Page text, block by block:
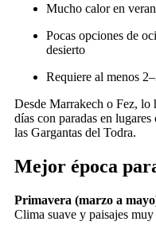
Mucho calor en
Pocas opciones de
desierto
Requiere al menos
Desde Marrakech o Fez, lo
días con paradas en
las Gargantas del Todra.
Mejor época
Primavera (marzo a
Clima suave y paisajes muy